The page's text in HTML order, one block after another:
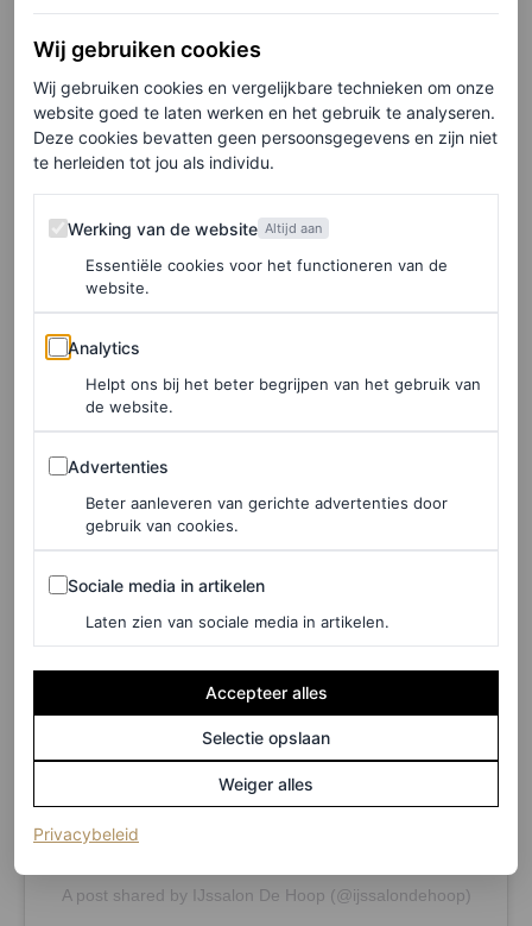
bent hier op het juiste adres. Naast ijs in een hoorntje of
bakje, hebben ze ook overheerlijke ijstaarten.
IJssalon De Hoop, Huizerweg 10, Blaricum
A post shared by IJssalon De Hoop (@ijssalondehoop)
Wij gebruiken cookies
Wij gebruiken cookies en vergelijkbare technieken om onze
website goed te laten werken en het gebruik te analyseren.
Deze cookies bevatten geen persoonsgegevens en zijn niet
te herleiden tot jou als individu.
Werking van de website
Werking van de website Altijd aan
Essentiële cookies voor het functioneren van de
website.
Analytics
Analytics
Helpt ons bij het beter begrijpen van het gebruik van
de website.
Advertenties
Advertenties
Beter aanleveren van gerichte advertenties door
gebruik van cookies.
Sociale media in artikelen
Sociale media in artikelen
Laten zien van sociale media in artikelen.
Accepteer alles
Selectie opslaan
Weiger alles
Privacybeleid